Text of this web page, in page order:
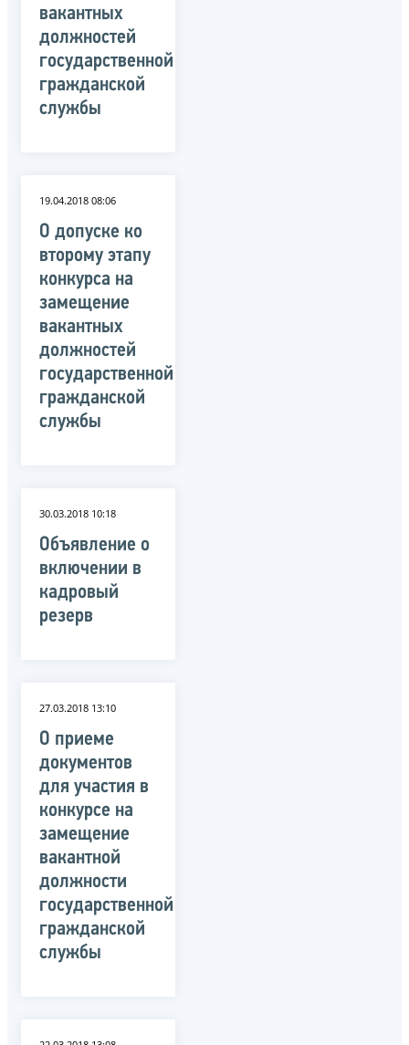
вакантных
должностей
государственной
гражданской
службы
19.04.2018 08:06
О допуске ко
второму этапу
конкурса на
замещение
вакантных
должностей
государственной
гражданской
службы
30.03.2018 10:18
Объявление о
включении в
кадровый
резерв
27.03.2018 13:10
О приеме
документов
для участия в
конкурсе на
замещение
вакантной
должности
государственной
гражданской
службы